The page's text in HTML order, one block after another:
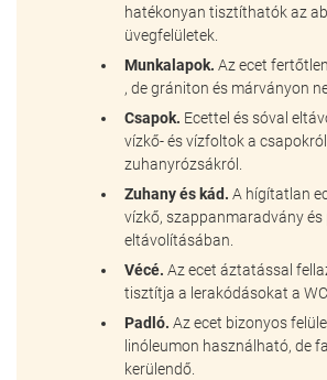
hatékonyan tisztíthatók az
üvegfelületek.
Munkalapok. Az ecet
, de grániton és márványon
Csapok. Ecettel és sóval
vízkő- és vízfoltok a
zuhanyrózsákról.
Zuhany és kád. A hígítatlan
vízkő, szappanmaradvány és
eltávolításában.
Vécé. Az ecet áztatással
tisztítja a lerakódásokat a
Padló. Az ecet bizonyos
linóleumon használható, de
kerülendő.